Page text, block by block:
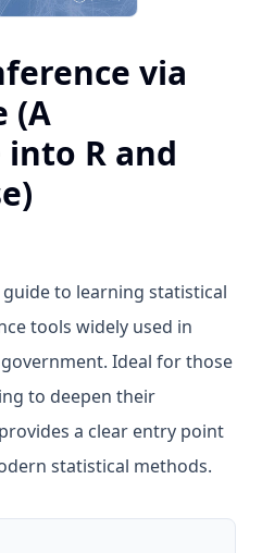
via
(A
R and
to learning statistical
tools widely used in
Ideal for those
to deepen their
a clear entry point
statistical methods.